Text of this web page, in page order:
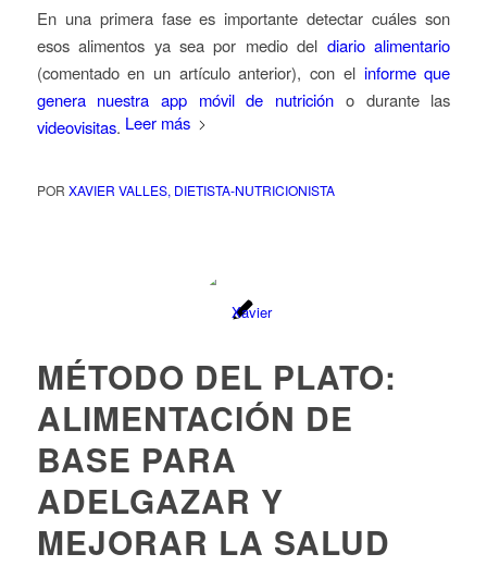
En una primera fase es importante detectar cuáles son
esos alimentos ya sea por medio del diario alimentario
(comentado en un artículo anterior), con el informe que
genera nuestra app móvil de nutrición o durante las
videovisitas. Leer más
POR XAVIER VALLES, DIETISTA-NUTRICIONISTA
MÉTODO DEL PLATO:
ALIMENTACIÓN DE
BASE PARA
ADELGAZAR Y
MEJORAR LA SALUD